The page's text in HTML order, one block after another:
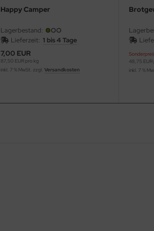
Happy Camper
Lagerbestand:
Lieferzeit:1 bis 4 Tage
7,00 EUR
87,50 EUR pro kg
inkl. 7 % MwSt. zzgl.Versandkosten
48,75 EUR
inkl. 7 %